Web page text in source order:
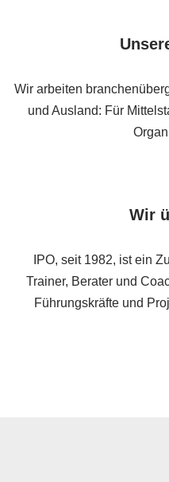
Wir arbeiten
und Ausland: Für
Wir
IPO, seit 1982, ist ein
Trainer, Berater und
Führungskräfte und